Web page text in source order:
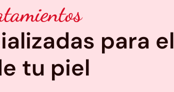
para el
tu piel